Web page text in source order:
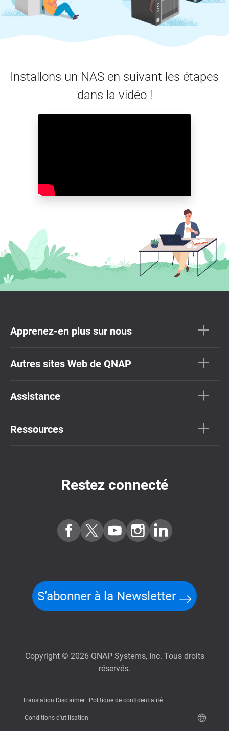
Installons un NAS en suivant les étapes
dans la vidéo !
Apprenez-en plus sur nous
Autres sites Web de QNAP
Assistance
Ressources
Restez connecté
S’abonner à la Newsletter
Copyright © 2026 QNAP Systems, Inc. Tous droits
réservés.
Translation Disclaimer Politique de confidentialité
Conditions d'utilisation